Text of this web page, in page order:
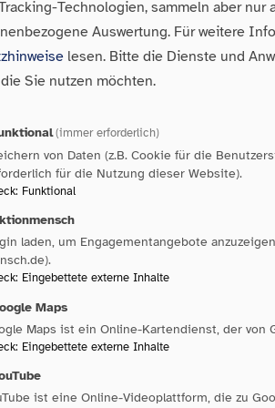
Baar-Kreis
Technologien, sammeln aber
Auswertung. Für weitere
lesen. Bitte die Dienste und
Sie nutzen möchten.
(immer erforderlich)
von Daten (z.B. Cookie für die
für die Nutzung dieser Website).
: Funktional
laden, um Engagementangebote
: Eingebettete externe Inhalte
Maps
Maps ist ein Online-Kartendienst, der von
: Eingebettete externe Inhalte
ist eine Online-Videoplattform, die zu